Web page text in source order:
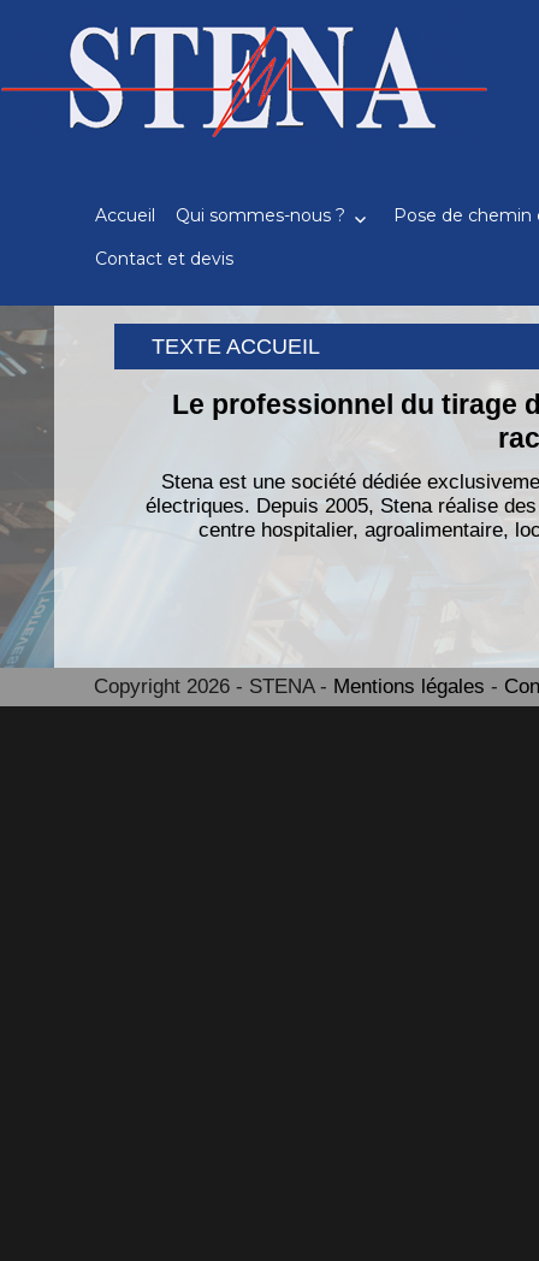
Recherche
Accueil Qui sommes-nous ?
Pose de chemin
Contact et devis
TEXTE ACCUEIL
Le professionnel du tirage
Stena est une société dédiée
électriques. Depuis 2005, Stena réalise
centre hospitalier, agroalimentaire,
Copyright 2026 - STENA - Mentions légales -